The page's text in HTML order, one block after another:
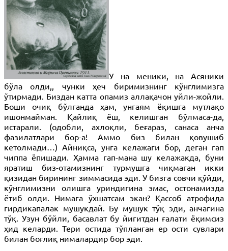
У на меники, на Асяники
бўла олди,, чунки ҳеч биримизнинг кўнглимизга
ўтирмади. Биздан катта опамиз аллақачон уйли-жойли.
Боши очиқ бўлганда ҳам, унгаям ёқишга мутлақо
ишонмайман. Қайлиқ ёш, келишган бўлмаса-да,
истарали. (одобли, ахлоқли, беғараз, санаса анча
фазилатлари бор-а! Аммо биз билан қовушиб
кетолмади…) Айниқса, унга келажаги бор, деган гап
чиппа ёпишади. Ҳамма гап-мана шу келажакда, буни
яратиш биз-отамизнинг турмушга чиқмаган икки
қизидан бирининг зиммасида эди. У бизга совчи қўйди,
кўнглимизни олишга уриндигина эмас, остонамизда
ётиб олди. Нимага ўхшатсам экан? Қассоб атрофида
гирдикапалак мушукдай. Бу мушук тўқ эди, анчагина
тўқ. Узун бўйли, басавлат бу йигитдан ғалати ёқимсиз
ҳид келарди. Тери остида тўпланган ер ости сувлари
билан боғлиқ нималардир бор эди.